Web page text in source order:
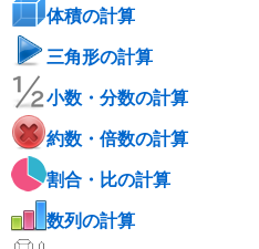
体積の計算
三角形の計算
小数・分数の計算
約数・倍数の計算
割合・比の計算
数列の計算